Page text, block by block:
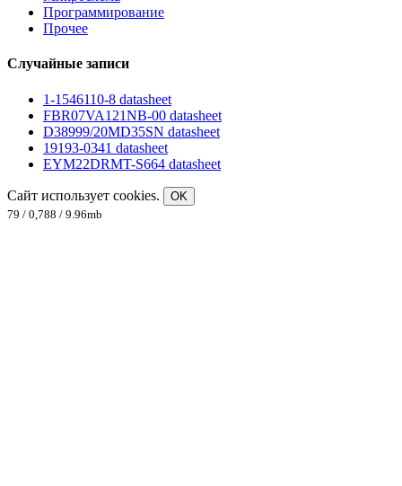
Программирование
Прочее
Случайные записи
1-1546110-8 datasheet
FBR07VA121NB-00 datasheet
D38999/20MD35SN datasheet
19193-0341 datasheet
EYM22DRMT-S664 datasheet
Сайт использует cookies.
OK
79 / 0,788 / 9.96mb